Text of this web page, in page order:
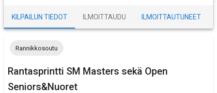
KILPAILUN TIEDOT ILMOITTAUDU ILMOITTAUTUNEET
Rannikkosoutu
Rantasprintti SM Masters sekä Open
Seniors&Nuoret